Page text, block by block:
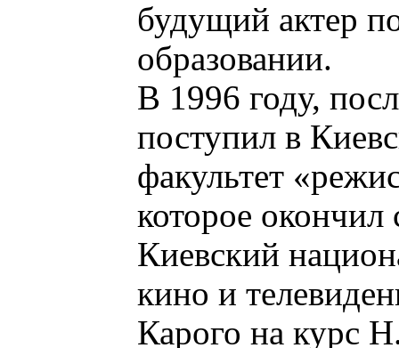
будущий актер
образовании.
В 1996 году,
поступил в
факультет
которое
Киевский
кино и
Карого на курс